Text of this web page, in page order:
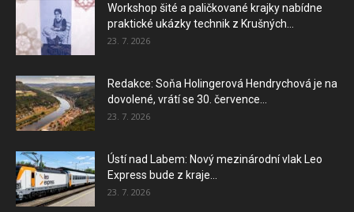
Workshop šité a paličkované krajky nabídne
praktické ukázky technik z Krušných...
23. 7. 2026
Redakce: Soňa Holingerová Hendrychová je na
dovolené, vrátí se 30. července...
23. 7. 2026
Ústí nad Labem: Nový mezinárodní vlak Leo
Express bude z kraje...
23. 7. 2026